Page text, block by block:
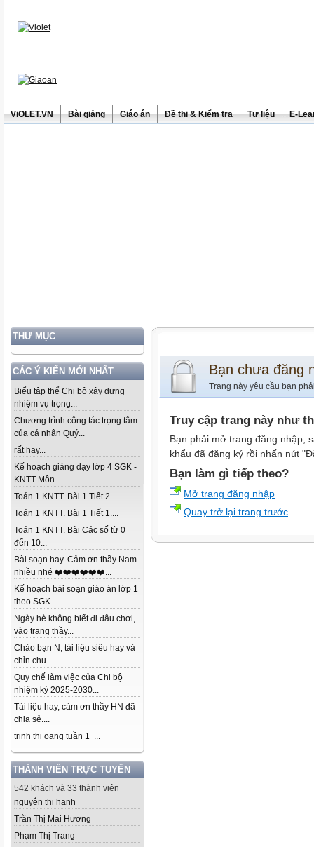
ViOLET.VN Bài giảng Giáo án Đề thi & Kiểm tra Tư liệu E-
THƯ MỤC
CÁC Ý KIẾN MỚI NHẤT
Biểu tập thể Chi bộ xây dựng
nhiệm vụ trọng...
Chương trình công tác trọng tâm
của cá nhân Quý...
rất hay...
Kế hoạch giảng dạy lớp 4 SGK -
KNTT Môn...
Toán 1 KNTT. Bài 1 Tiết 2....
Toán 1 KNTT. Bài 1 Tiết 1....
Toán 1 KNTT. Bài Các số từ 0
đến 10...
Bài soạn hay. Cảm ơn thầy Nam
nhiều nhé ❤️❤️❤️❤️❤️❤️...
Kế hoạch bài soạn giáo án lớp 1
theo SGK...
Ngày hè không biết đi đâu chơi,
vào trang thầy...
Chào bạn N, tài liệu siêu hay và
chỉn chu...
Quy chế làm việc của Chi bộ
nhiệm kỳ 2025-2030...
Tài liệu hay, cảm ơn thầy HN đã
chia sẻ....
trinh thi oang tuần 1 ...
THÀNH VIÊN TRỰC TUYẾN
542 khách và 33 thành viên
nguyễn thị hạnh
Trần Thị Mai Hương
Phạm Thị Trang
Bạn chưa đăng
Trang này yêu cầu bạn
Truy cập trang này như
Bạn phải mở trang đăng nhập,
khẩu đã đăng ký rồi nhấn nút
Bạn làm gì tiếp theo?
Mở trang đăng nhập
Quay trở lại trang trước